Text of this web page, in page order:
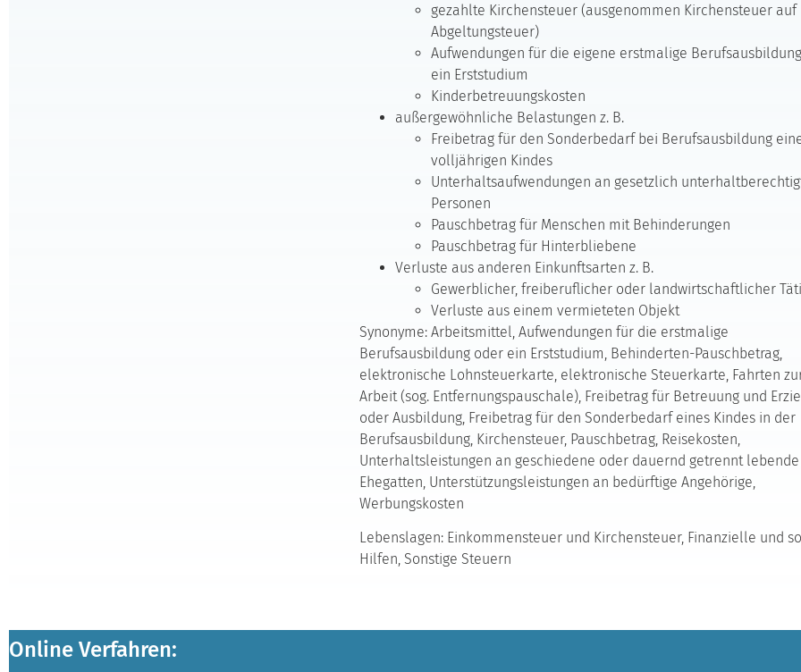
gezahlte Kirchensteuer (ausgenommen Kirchensteuer auf
Abgeltungsteuer)
Aufwendungen für die eigene erstmalige
ein Erststudium
Kinderbetreuungskosten
außergewöhnliche Belastungen z. B.
Freibetrag für den Sonderbedarf bei Berufsausbildung
volljährigen Kindes
Unterhaltsaufwendungen an gesetzlich
Personen
Pauschbetrag für Menschen mit Behinderungen
Pauschbetrag für Hinterbliebene
Verluste aus anderen Einkunftsarten z. B.
Gewerblicher, freiberuflicher oder landwirtschaftlicher
Verluste aus einem vermieteten Objekt
Synonyme: Arbeitsmittel, Aufwendungen für die erstmalige
Berufsausbildung oder ein Erststudium, Behinderten-Pauschbetrag,
elektronische Lohnsteuerkarte, elektronische Steuerkarte, Fahrten
Arbeit (sog. Entfernungspauschale), Freibetrag für Betreuung und
oder Ausbildung, Freibetrag für den Sonderbedarf eines Kindes in der
Berufsausbildung, Kirchensteuer, Pauschbetrag, Reisekosten,
Unterhaltsleistungen an geschiedene oder dauernd getrennt lebende
Ehegatten, Unterstützungsleistungen an bedürftige Angehörige,
Werbungskosten
Lebenslagen: Einkommensteuer und Kirchensteuer, Finanzielle und
Hilfen, Sonstige Steuern
Online Verfahren: